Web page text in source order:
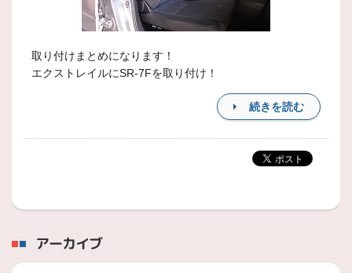
取り付けまとめになります！
エクストレイルにSR-7Fを取り付け！
続きを読む
アーカイブ